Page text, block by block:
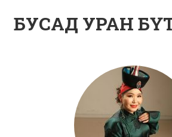
БУСАД УРАН